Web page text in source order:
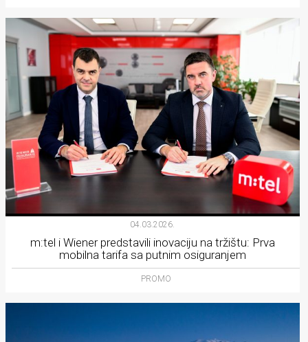
04.03.2026.
m:tel i Wiener predstavili inovaciju na tržištu: Prva
mobilna tarifa sa putnim osiguranjem
PROMO